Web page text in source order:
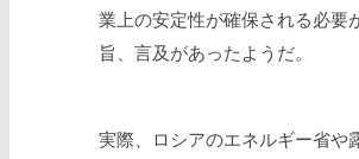
業上の安定性が確保される必要
旨、言及があったようだ。
実際、ロシアのエネルギー省や